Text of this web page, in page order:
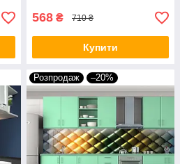
568 ₴ 710 ₴
Купити
Розпродаж –20%